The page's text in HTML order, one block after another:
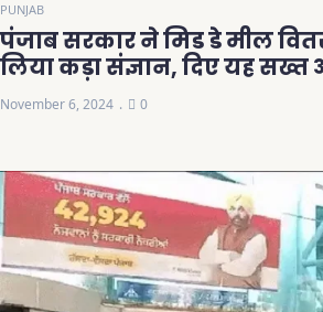
PUNJAB
पंजाब सरकार ने मिड डे मील
लिया कड़ा संज्ञान, दिए यह
November 6, 2024 0